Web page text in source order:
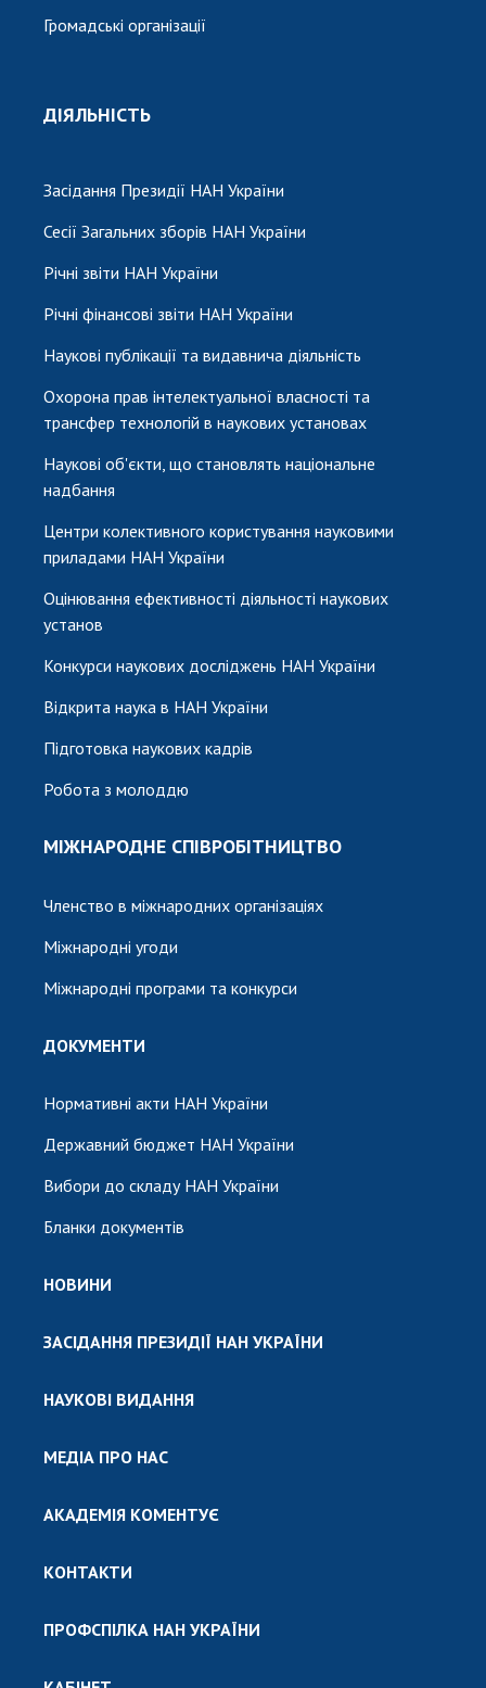
Громадські організації
ДІЯЛЬНІСТЬ
Засідання Президії НАН України
Сесії Загальних зборів НАН України
Річні звіти НАН України
Річні фінансові звіти НАН України
Наукові публікації та видавнича діяльність
Охорона прав інтелектуальної власності та
трансфер технологій в наукових установах
Наукові об'єкти, що становлять національне
надбання
Центри колективного користування науковими
приладами НАН України
Оцінювання ефективності діяльності наукових
установ
Конкурси наукових досліджень НАН України
Відкрита наука в НАН України
Підготовка наукових кадрів
Робота з молоддю
МІЖНАРОДНЕ СПІВРОБІТНИЦТВО
Членство в міжнародних організаціях
Міжнародні угоди
Міжнародні програми та конкурси
ДОКУМЕНТИ
Нормативні акти НАН України
Державний бюджет НАН України
Вибори до складу НАН України
Бланки документів
НОВИНИ
ЗАСІДАННЯ ПРЕЗИДІЇ НАН УКРАЇНИ
НАУКОВІ ВИДАННЯ
МЕДІА ПРО НАС
АКАДЕМІЯ КОМЕНТУЄ
КОНТАКТИ
ПРОФСПІЛКА НАН УКРАЇНИ